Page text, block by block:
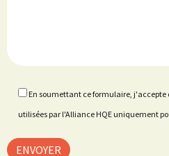
En soumettant ce formulaire, j'accepte
utilisées par l'Alliance HQE uniquement